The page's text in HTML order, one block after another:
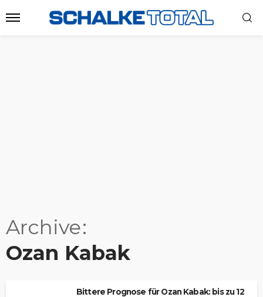
Archive
Ozan Kabak
Bittere Prognose für Ozan Kabak: bis zu 12